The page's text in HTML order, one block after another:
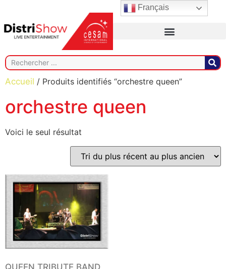
Accueil / Produits identifiés “orchestre queen”
orchestre queen
Voici le seul résultat
QUEEN TRIBUTE BAND
Français